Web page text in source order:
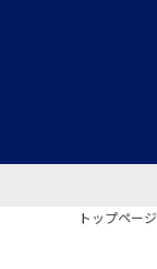
トップページ